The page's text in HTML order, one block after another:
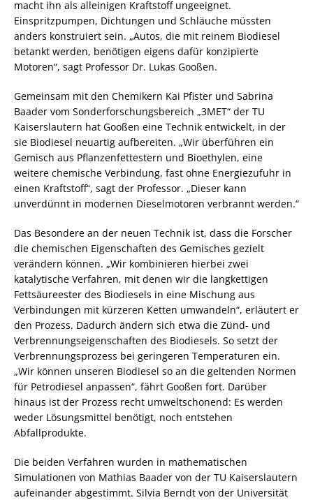
macht ihn als alleinigen Kraftstoff ungeeignet.
Einspritzpumpen, Dichtungen und Schläuche müssten
anders konstruiert sein. „Autos, die mit reinem Biodiesel
betankt werden, benötigen eigens dafür konzipierte
Motoren“, sagt Professor Dr. Lukas Gooßen.
Gemeinsam mit den Chemikern Kai Pfister und Sabrina
Baader vom Sonderforschungsbereich „3MET“ der TU
Kaiserslautern hat Gooßen eine Technik entwickelt, in der
sie Biodiesel neuartig aufbereiten. „Wir überführen ein
Gemisch aus Pflanzenfettestern und Bioethylen, eine
weitere chemische Verbindung, fast ohne Energiezufuhr in
einen Kraftstoff“, sagt der Professor. „Dieser kann
unverdünnt in modernen Dieselmotoren verbrannt werden.“
Das Besondere an der neuen Technik ist, dass die Forscher
die chemischen Eigenschaften des Gemisches gezielt
verändern können. „Wir kombinieren hierbei zwei
katalytische Verfahren, mit denen wir die langkettigen
Fettsäureester des Biodiesels in eine Mischung aus
Verbindungen mit kürzeren Ketten umwandeln“, erläutert er
den Prozess. Dadurch ändern sich etwa die Zünd- und
Verbrennungseigenschaften des Biodiesels. So setzt der
Verbrennungsprozess bei geringeren Temperaturen ein.
„Wir können unseren Biodiesel so an die geltenden Normen
für Petrodiesel anpassen“, fährt Gooßen fort. Darüber
hinaus ist der Prozess recht umweltschonend: Es werden
weder Lösungsmittel benötigt, noch entstehen
Abfallprodukte.
Die beiden Verfahren wurden in mathematischen
Simulationen von Mathias Baader von der TU Kaiserslautern
aufeinander abgestimmt. Silvia Berndt von der Universität